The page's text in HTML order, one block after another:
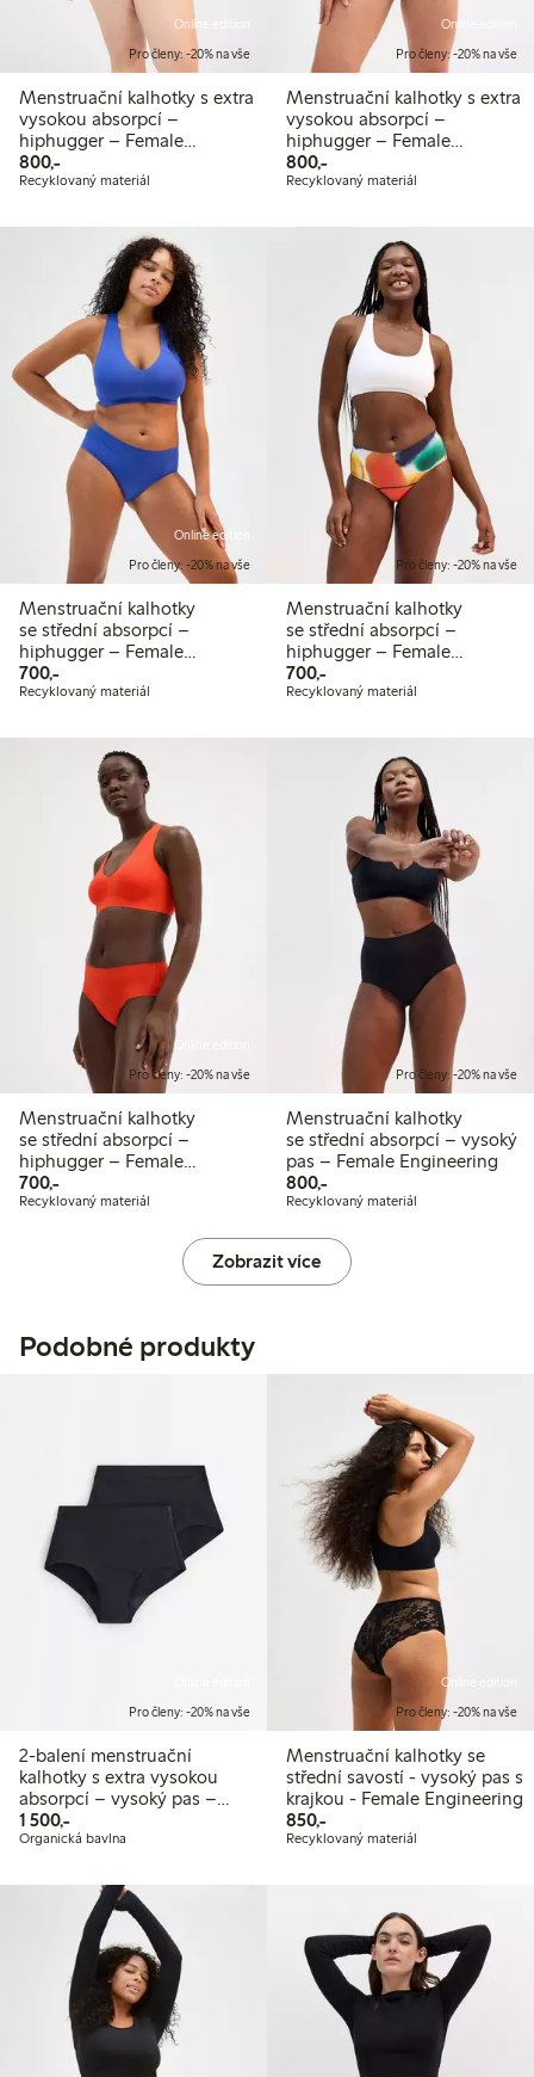
Online edition
Pro členy: -20% na vše
Menstruační kalhotky s extra
vysokou absorpcí –
hiphugger – Female
Engineering
800,-800,00 Kč
Recyklovaný materiál
Online edition
Pro členy: -20% na vše
Menstruační kalhotky s extra
vysokou absorpcí –
hiphugger – Female
Engineering
800,-800,00 Kč
Recyklovaný materiál
Online edition
Pro členy: -20% na vše
Menstruační kalhotky
se střední absorpcí –
hiphugger – Female
Engineering
700,-700,00 Kč
Recyklovaný materiál
Pro členy: -20% na vše
Menstruační kalhotky
se střední absorpcí –
hiphugger – Female
Engineering
700,-700,00 Kč
Recyklovaný materiál
Online edition
Pro členy: -20% na vše
Menstruační kalhotky
se střední absorpcí –
hiphugger – Female
Engineering
700,-700,00 Kč
Recyklovaný materiál
Pro členy: -20% na vše
Menstruační kalhotky
se střední absorpcí – vysoký
pas – Female Engineering
800,-800,00 Kč
Recyklovaný materiál
Zobrazit více
Podobné produkty
Pro členy: -20% na vše
2-balení menstruační
kalhotky s extra vysokou
absorpcí – vysoký pas –
Female Engineering
1 500,-1 500,00 Kč
Organická bavlna
Online edition
Pro členy: -20% na vše
Menstruační kalhotky se
střední savostí - vysoký pas s
krajkou - Female Engineering
850,-850,00 Kč
Recyklovaný materiál